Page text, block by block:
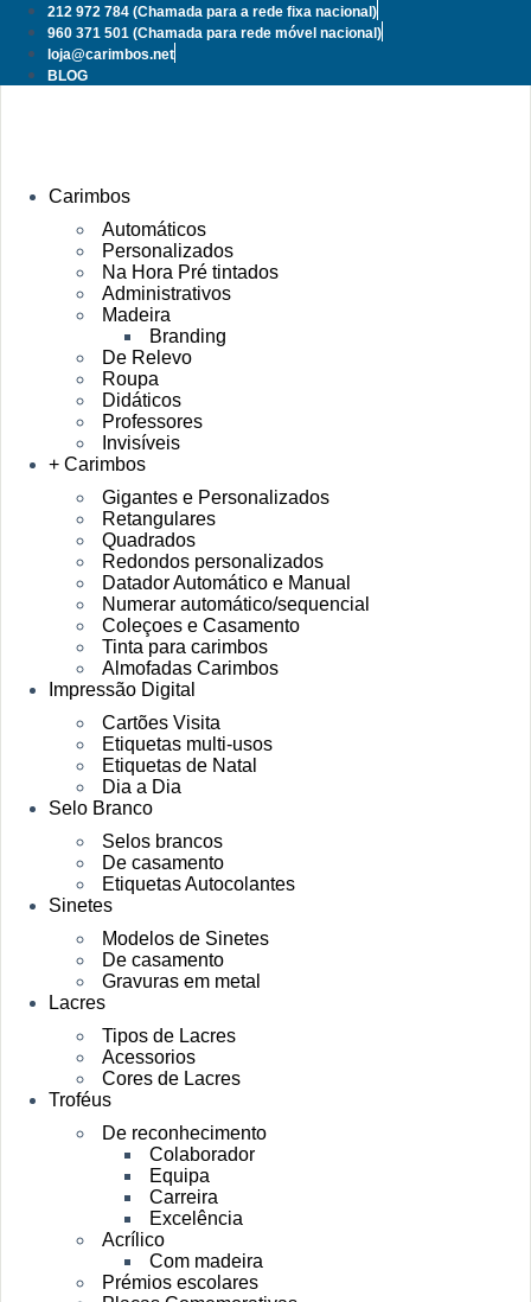
Pular
para
conteúdo
212 972 784 (Chamada para a rede fixa nacional)
960 371 501 (Chamada para rede móvel nacional)
loja@carimbos.net
BLOG
Carimbos
Automáticos
Personalizados
Na Hora Pré tintados
Administrativos
Madeira
Branding
De Relevo
Roupa
Didáticos
Professores
Invisíveis
+ Carimbos
Gigantes e Personalizados
Retangulares
Quadrados
Redondos personalizados
Datador Automático e Manual
Numerar automático/sequencial
Coleçoes e Casamento
Tinta para carimbos
Almofadas Carimbos
Impressão Digital
Cartões Visita
Etiquetas multi-usos
Etiquetas de Natal
Dia a Dia
Selo Branco
Selos brancos
De casamento
Etiquetas Autocolantes
Sinetes
Modelos de Sinetes
De casamento
Gravuras em metal
Lacres
Tipos de Lacres
Acessorios
Cores de Lacres
Troféus
De reconhecimento
Colaborador
Equipa
Carreira
Excelência
Acrílico
Com madeira
Prémios escolares